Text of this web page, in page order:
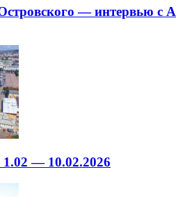
— интервью с
— 10.02.2026